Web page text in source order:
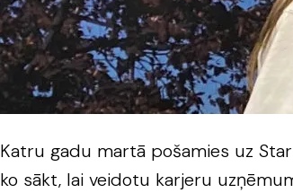
Katru gadu martā pošamies uz
ko sākt, lai veidotu karjeru